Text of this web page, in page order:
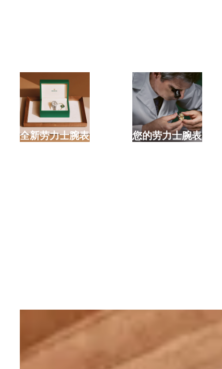
选购全新劳力士腕表 检修您的劳力士腕表